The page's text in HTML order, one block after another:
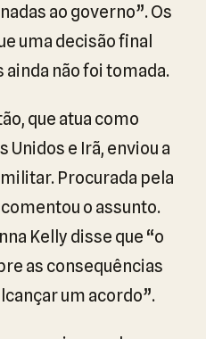
ao governo”. Os
uma decisão final
não foi tomada.
que atua como
e Irã, enviou a
Procurada pela
comentou o assunto.
Kelly disse que “o
as consequências
um acordo”.